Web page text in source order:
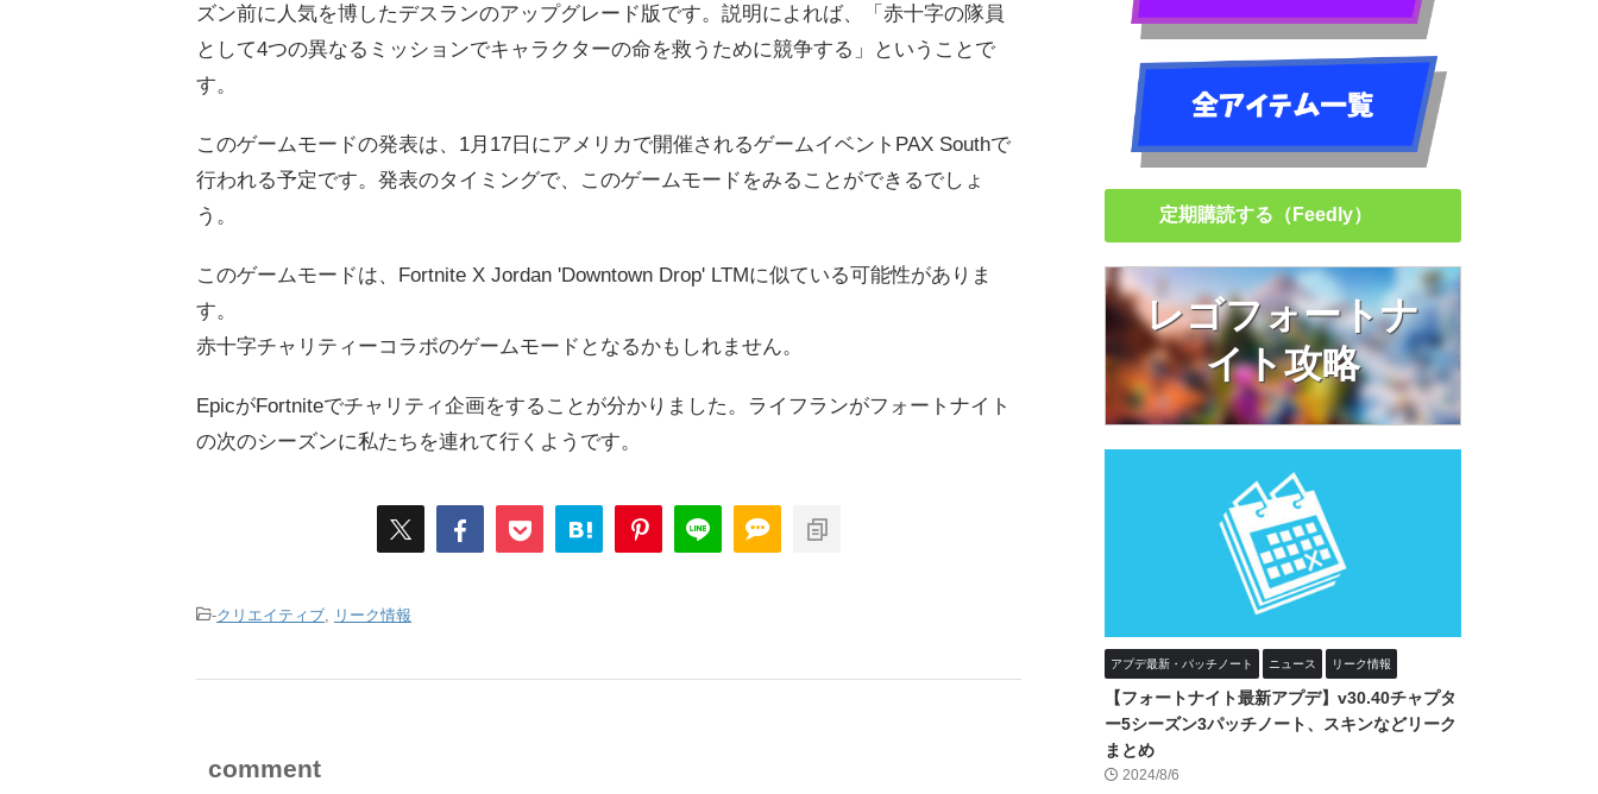
ズン前に人気を博したデスランのアップグレード版です。説明によれば、「赤十字の隊員
として4つの異なるミッションでキャラクターの命を救うために競争する」ということで
す。
このゲームモードの発表は、1月17日にアメリカで開催されるゲームイベントPAX Southで
行われる予定です。発表のタイミングで、このゲームモードをみることができるでしょ
う。
このゲームモードは、Fortnite X Jordan 'Downtown Drop' LTMに似ている可能性がありま
す。
赤十字チャリティーコラボのゲームモードとなるかもしれません。
EpicがFortniteでチャリティ企画をすることが分かりました。ライフランがフォートナイト
の次のシーズンに私たちを連れて行くようです。
-クリエイティブ, リーク情報
comment
定期購読する（Feedly）
レゴフォートナ
イト攻略
アプデ最新・パッチノート ニュース リーク情報
【フォートナイト最新アプデ】v30.40チャプタ
ー5シーズン3パッチノート、スキンなどリーク
まとめ
2024/8/6